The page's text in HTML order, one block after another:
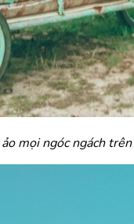
mọi ngóc ngách